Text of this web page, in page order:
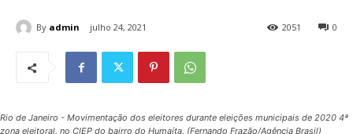
By admin julho 24, 2021 0
2051
Rio de Janeiro - Movimentação dos eleitores durante eleições municipais de 2020 4ª
zona eleitoral, no CIEP do bairro do Humaíta. (Fernando Frazão/Agência Brasil)